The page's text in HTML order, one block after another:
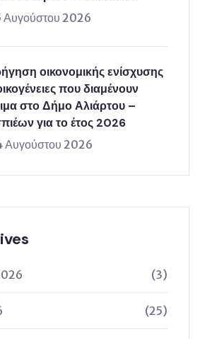
Αυγούστου 2026
οικονομικής ενίσχυσης
που διαμένουν
στο Δήμο Αλιάρτου –
για το έτος 2026
Αυγούστου 2026
(3)
(25)